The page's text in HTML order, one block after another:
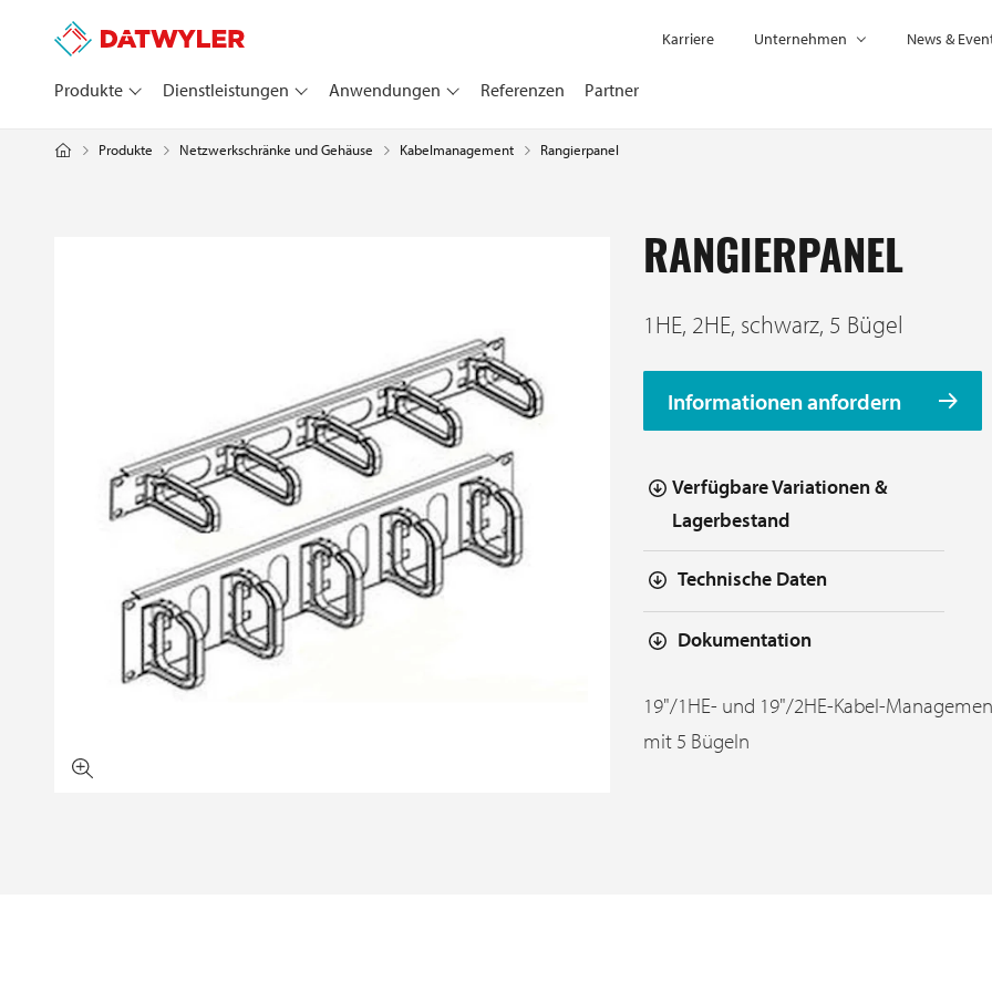
Produkte Dienstleistungen Anwendungen Referenzen Partner
Karriere Unternehmen News &
Produkte Netzwerkschränke und Gehäuse Kabelmanagement Rangierpanel
RANGIERPANEL
1HE, 2HE, schwarz, 5 Bügel
Informationen anfordern
Verfügbare Variationen &
Lagerbestand
Technische Daten
Dokumentation
19"/1HE- und 19"/2HE-Kabel-
mit 5 Bügeln